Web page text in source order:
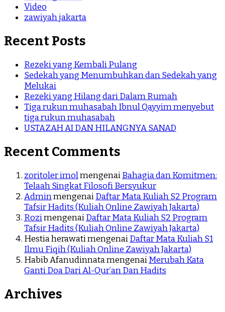
Video
zawiyah jakarta
Recent Posts
Rezeki yang Kembali Pulang
Sedekah yang Menumbuhkan dan Sedekah yang
Melukai
Rezeki yang Hilang dari Dalam Rumah
Tiga rukun muhasabah Ibnul Qayyim menyebut
tiga rukun muhasabah
USTAZAH AI DAN HILANGNYA SANAD
Recent Comments
zoritoler imolmengenaiBahagia dan Komitmen:
Telaah Singkat Filosofi Bersyukur
AdminmengenaiDaftar Mata Kuliah S2 Program
Tafsir Hadits (Kuliah Online Zawiyah Jakarta)
RozimengenaiDaftar Mata Kuliah S2 Program
Tafsir Hadits (Kuliah Online Zawiyah Jakarta)
Hestia herawatimengenaiDaftar Mata Kuliah S1
Ilmu Fiqih (Kuliah Online Zawiyah Jakarta)
Habib AfanudinnatamengenaiMerubah Kata
Ganti Doa Dari Al-Qur’an Dan Hadits
Archives